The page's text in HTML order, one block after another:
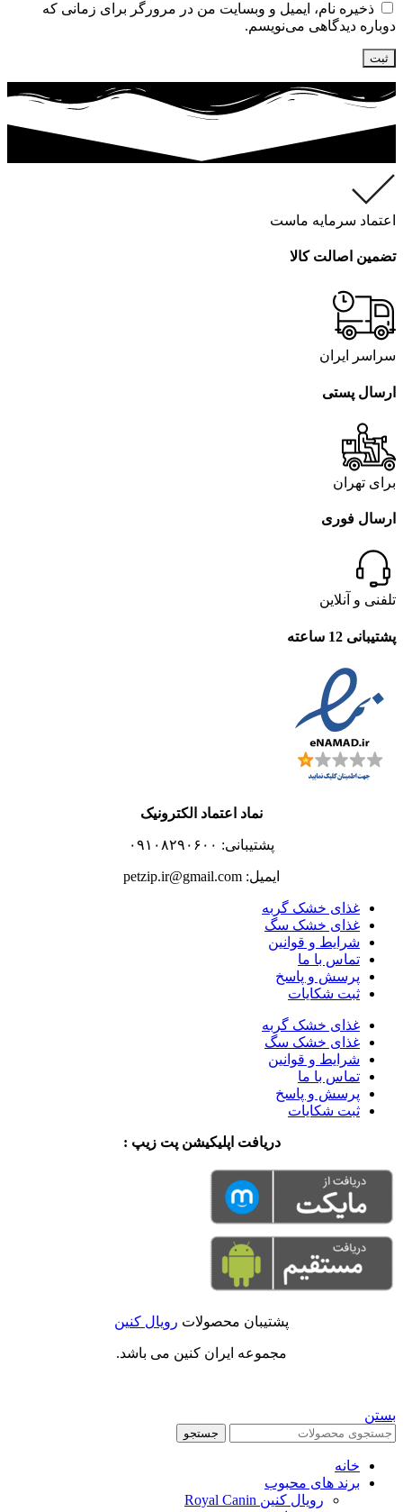
ذخیره نام، ایمیل و وبسایت من در مرورگر برای زمانی که
دوباره دیدگاهی می‌نویسم.
اعتماد سرمایه ماست
تضمین اصالت کالا
سراسر ایران
ارسال پستی
برای تهران
ارسال فوری
تلفنی و آنلاین
پشتیبانی 12 ساعته
نماد اعتماد الکترونیک
پشتیبانی: ۰۹۱۰۸۲۹۰۶۰۰
ایمیل: petzip.ir@gmail.com
غذای خشک گربه
غذای خشک سگ
شرایط و قوانین
تماس با ما
پرسش و پاسخ
ثبت شکایات
غذای خشک گربه
غذای خشک سگ
شرایط و قوانین
تماس با ما
پرسش و پاسخ
ثبت شکایات
دریافت اپلیکیشن پت زیپ :
پشتیبان محصولات رویال کنین
مجموعه ایران کنین می باشد.
بستن
جستجو
خانه
برند های محبوب
رویال کنین Royal Canin